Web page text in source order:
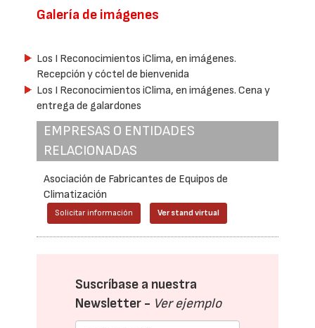
Galería de imágenes
Los I Reconocimientos iClima, en imágenes.
Recepción y cóctel de bienvenida
Los I Reconocimientos iClima, en imágenes. Cena y
entrega de galardones
EMPRESAS O ENTIDADES
RELACIONADAS
Asociación de Fabricantes de Equipos de
Climatización
Solicitar información Ver stand virtual
Suscríbase a nuestra
Newsletter - Ver ejemplo